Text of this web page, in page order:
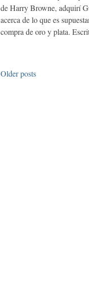
de Harry Browne, adquirí
acerca de lo que es
compra de oro y plata.
Older posts